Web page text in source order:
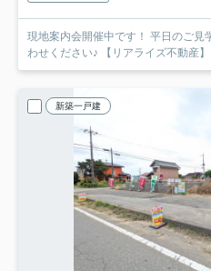
現地案内会開催中です！ 平日のご見学も可能です
わせください♪ 【リアライズ不
新築一戸建